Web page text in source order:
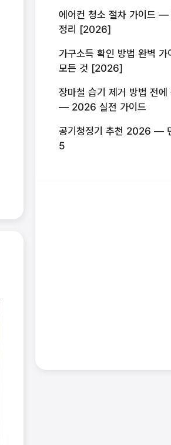
에어컨 청소 절차 가이드 —
정리 [2026]
가구소득 확인 방법 완벽
모든 것 [2026]
장마철 습기 제거 방법 전에
— 2026 실전 가이드
공기청정기 추천 2026 —
5